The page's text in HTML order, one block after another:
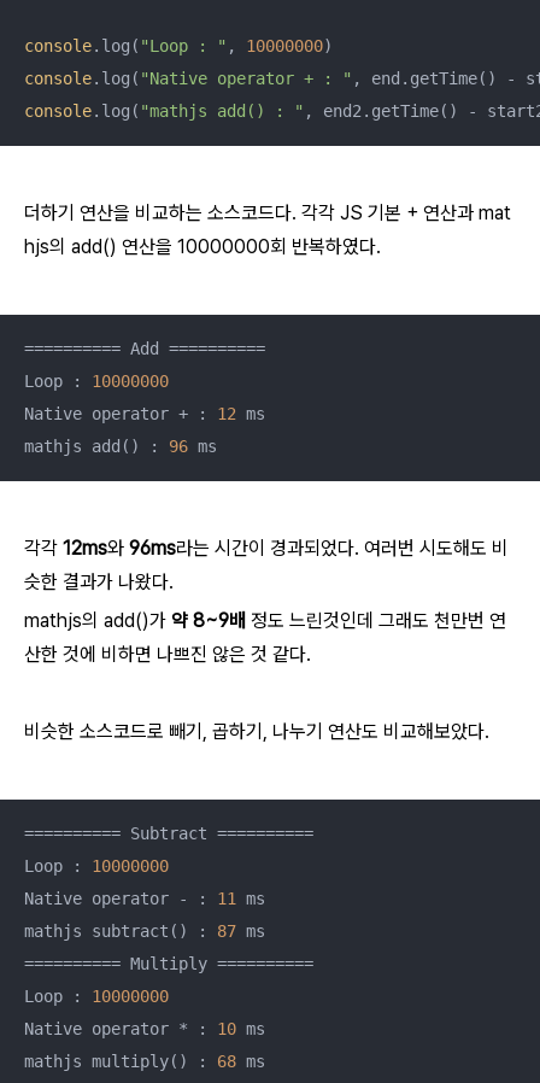
console.log( "Loop : " , 10000000
console.log( "Native operator + : " , end.getTime() -
console.log( "mathjs add() : " , end2.getTime() -
더하기 연산을 비교하는 소스코드다. 각각 JS 기본 + 연산과 mat
hjs의 add() 연산을 10000000회 반복하였다.
========== Add ==========
Loop : 10000000
Native operator + : 12 ms
mathjs add() : 96 ms
각각 12ms와 96ms라는 시간이 경과되었다. 여러번 시도해도 비
슷한 결과가 나왔다.
mathjs의 add()가 약 8~9배 정도 느린것인데 그래도 천만번 연
산한 것에 비하면 나쁘진 않은 것 같다.
비슷한 소스코드로 빼기, 곱하기, 나누기 연산도 비교해보았다.
========== Subtract ==========
Loop : 10000000
Native operator - : 11
ms
mathjs subtract() : 87 ms
========== Multiply ==========
Loop : 10000000
Native operator * : 10 ms
mathjs multiply() : 68 ms